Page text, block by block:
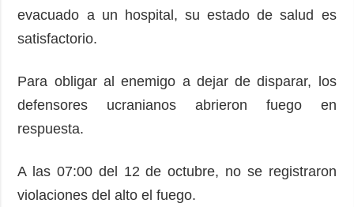
evacuado a un hospital, su estado de salud es
satisfactorio.
Para obligar al enemigo a dejar de disparar, los
defensores ucranianos abrieron fuego en
respuesta.
A las 07:00 del 12 de octubre, no se registraron
violaciones del alto el fuego.